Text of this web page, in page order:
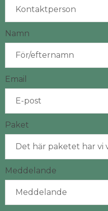
Namn
Email
Paket
Meddelande